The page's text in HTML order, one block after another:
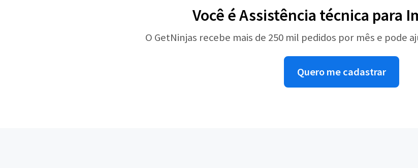
Você é Assistência técnica para
O GetNinjas recebe mais de 250 mil pedidos por mês e pode
Quero me cadastrar